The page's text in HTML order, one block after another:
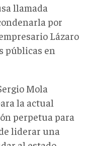
llamada
por
Lázaro
públicas en
Mola
la actual
perpetua para
liderar una